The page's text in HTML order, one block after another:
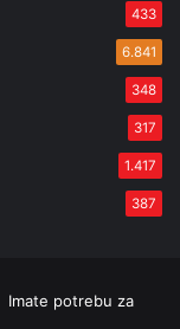
433
6.841
348
317
1.417
387
Imate potrebu za